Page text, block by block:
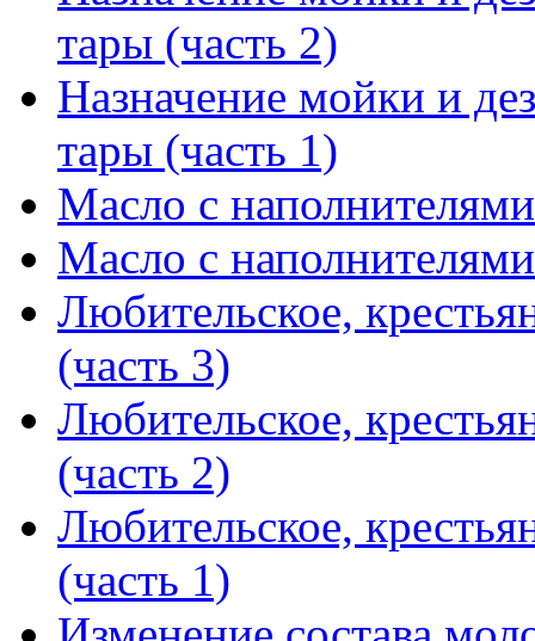
тары (часть 2)
Назначение мойки и
тары (часть 1)
Масло с
Масло с
Любительское,
(часть 3)
Любительское,
(часть 2)
Любительское,
(часть 1)